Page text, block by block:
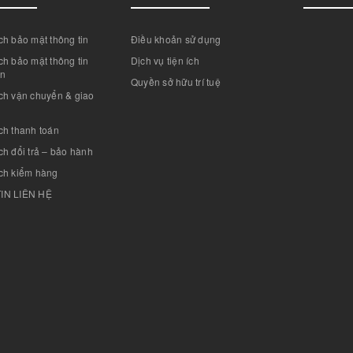
bảo mật thông tin
bảo mật thông tin
vận chuyển & giao
thanh toán
đổi trả – bảo hành
kiểm hàng
LIÊN HỆ
Điều khoản sử dụng
Dịch vụ tiện ích
Quyền sở hữu trí tuệ